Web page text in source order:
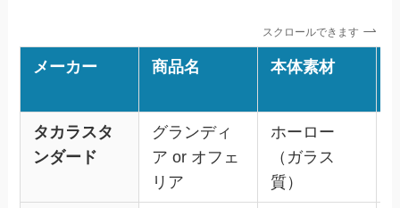
スクロールできます
メーカー 商品名 本体素材
タカラスタ
ンダード
グランディ
ア or オフェ
リア
ホーロー
（ガラス
質）